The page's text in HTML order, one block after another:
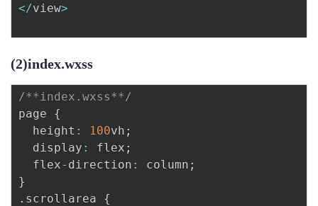
</view>
(2)index.wxss
/**index.wxss**/
page {
  height
: 100vh ;
  display
: flex ;
  flex
- direction : column ;
}
. scrollarea {